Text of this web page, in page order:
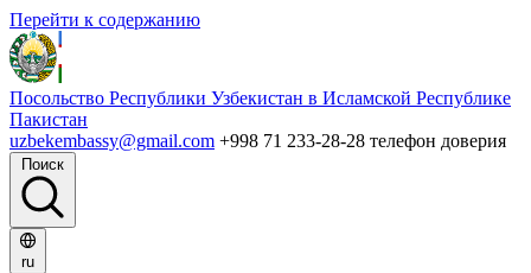
Перейти к содержанию
Посольство Республики Узбекистан в Исламской Республике
Пакистан
uzbekembassy@gmail.com +998 71 233-28-28 телефон доверия
Поиск
ru